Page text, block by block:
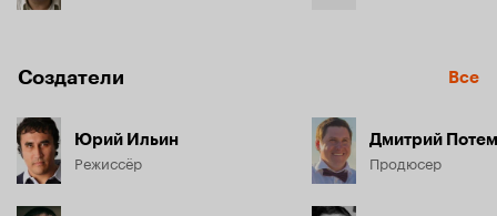
Создатели Все
Юрий Ильин
Режиссёр
Дмитрий
Продюсер